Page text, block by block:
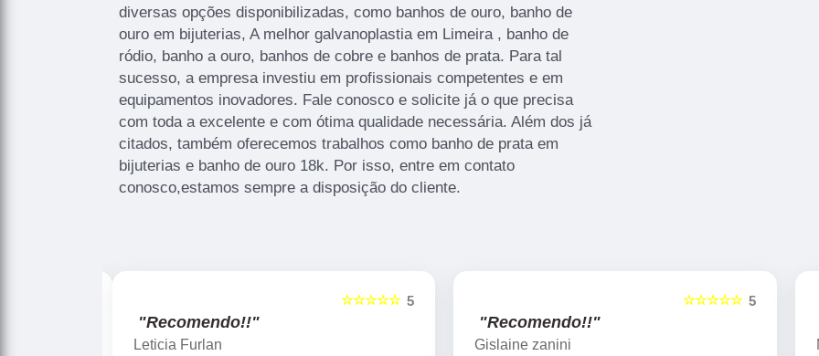
diversas opções disponibilizadas, como banhos de ouro, banho de
ouro em bijuterias, A melhor galvanoplastia em Limeira , banho de
ródio, banho a ouro, banhos de cobre e banhos de prata. Para tal
sucesso, a empresa investiu em profissionais competentes e em
equipamentos inovadores. Fale conosco e solicite já o que precisa
com toda a excelente e com ótima qualidade necessária. Além dos já
citados, também oferecemos trabalhos como banho de prata em
bijuterias e banho de ouro 18k. Por isso, entre em contato
conosco,estamos sempre a disposição do cliente.
5
☆☆☆☆☆
"Recomendo!!"
Gislaine zanini
5
☆☆☆☆☆
"Recomendo!!"
Marcelo Nicchio